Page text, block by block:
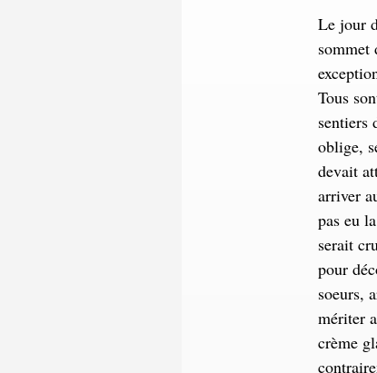
Le jour
sommet
Tous
sentiers
oblige,
devait
arriver
pas eu
serait
pour
soeurs,
mériter
crème